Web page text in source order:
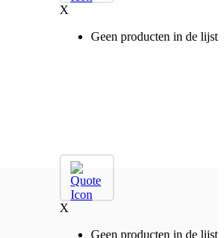
X
Geen producten in de lijst
X
Geen producten in de lijst